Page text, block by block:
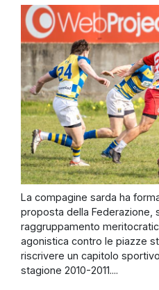
La compagine sarda ha
proposta della Federazione,
raggruppamento
agonistica contro le piazze
riscrivere un capitolo
stagione 2010-2011....